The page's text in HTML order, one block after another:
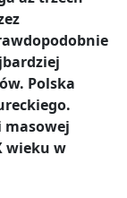
Polska
masowej
wieku w